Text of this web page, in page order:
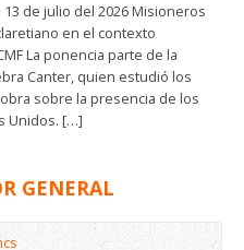
de julio del 2026 Misioneros
en el contexto
La ponencia parte de la
Canter, quien estudió los
sobre la presencia de los
Unidos. […]
GENERAL